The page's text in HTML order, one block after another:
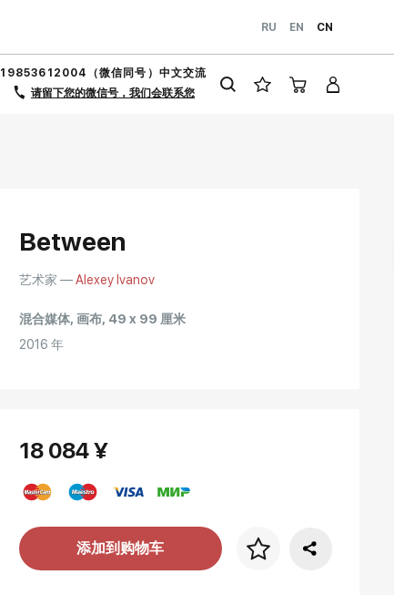
RU EN CN
19853612004（微信同号）中文交流
请留下您的微信号，我们会联系您
Between
艺术家 —Alexey Ivanov
混合媒体, 画布, 49 x 99 厘米
2016 年
18 084 ¥
画框价格添加到购物车